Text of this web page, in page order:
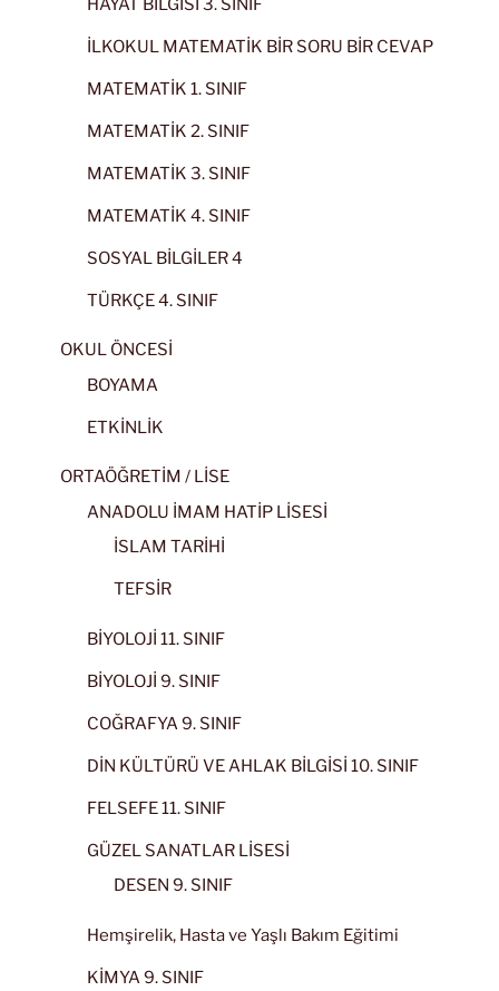
HAYAT BİLGİSİ 3. SINIF
İLKOKUL MATEMATİK BİR SORU BİR CEVAP
MATEMATİK 1. SINIF
MATEMATİK 2. SINIF
MATEMATİK 3. SINIF
MATEMATİK 4. SINIF
SOSYAL BİLGİLER 4
TÜRKÇE 4. SINIF
OKUL ÖNCESİ
BOYAMA
ETKİNLİK
ORTAÖĞRETİM / LİSE
ANADOLU İMAM HATİP LİSESİ
İSLAM TARİHİ
TEFSİR
BİYOLOJİ 11. SINIF
BİYOLOJİ 9. SINIF
COĞRAFYA 9. SINIF
DİN KÜLTÜRÜ VE AHLAK BİLGİSİ 10. SINIF
FELSEFE 11. SINIF
GÜZEL SANATLAR LİSESİ
DESEN 9. SINIF
Hemşirelik, Hasta ve Yaşlı Bakım Eğitimi
KİMYA 9. SINIF